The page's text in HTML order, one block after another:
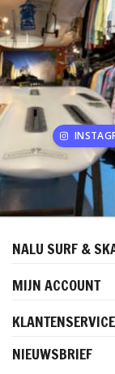
NALU SURF &
MIJN ACCOUNT
KLANTENSERVICE
NIEUWSBRIEF